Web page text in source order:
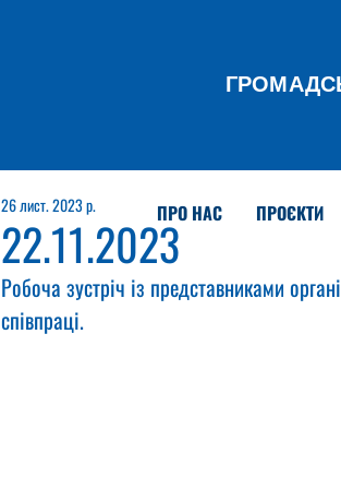
ПРО НАС ПРОЄКТИ
22.11.2023
26 лист. 2023 р.
Робоча зустріч із представниками
співпраці.